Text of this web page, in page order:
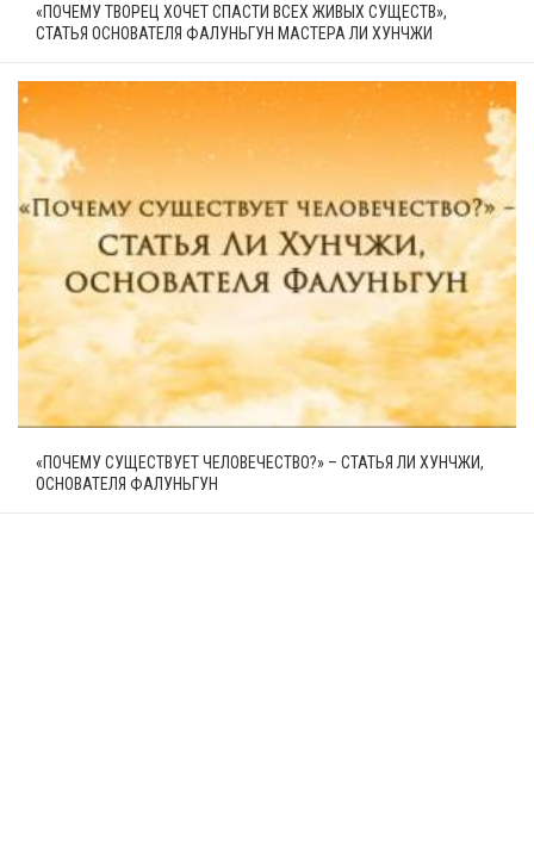
«ПОЧЕМУ ТВОРЕЦ ХОЧЕТ СПАСТИ ВСЕХ ЖИВЫХ СУЩЕСТВ»,
СТАТЬЯ ОСНОВАТЕЛЯ ФАЛУНЬГУН МАСТЕРА ЛИ ХУНЧЖИ
«ПОЧЕМУ СУЩЕСТВУЕТ ЧЕЛОВЕЧЕСТВО?» – СТАТЬЯ ЛИ ХУНЧЖИ,
ОСНОВАТЕЛЯ ФАЛУНЬГУН